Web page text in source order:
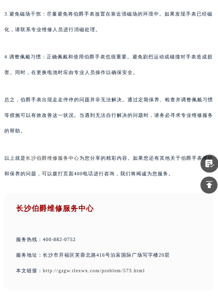
3.避免磁场干扰：尽量避免将伯爵手表放置在靠近强磁场的环境中。如果发现手表已经磁
化，请联系专业维修人员进行消磁处理。
4.调整佩戴习惯：正确佩戴和使用伯爵手表也很重要。避免剧烈运动或碰撞对手表造成损
害。同时，在更换电池时应由专业人员操作以确保安全。
总之，伯爵手表出现走走停停的问题并非无法解决。通过定期保养、检查并调整佩戴习惯
等措施可以有效改善这一状况。当遇到无法自行解决的问题时，请务必寻求专业维修服务
的帮助。
以上就是长沙伯爵维修服务中心为您分享的精彩内容。如果您还有其他关于伯爵手表维护
和保养的问题，可以拨打页面400电话进行咨询，我们将竭诚为您服务。
长沙伯爵维修服务中心
服务热线：400-882-0752
服务地址：长沙市开福区芙蓉北路416号泊富国际广场写字楼20层
本文链接： http://gzgw.rlexwx.com/problem/573.html